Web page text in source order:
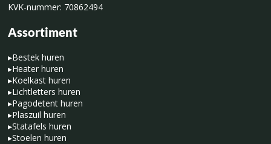
KVK-nummer: 70862494
Assortiment
▸Bestek huren
▸Heater huren
▸Koelkast huren
▸Lichtletters huren
▸Pagodetent huren
▸Plaszuil huren
▸Statafels huren
▸Stoelen huren